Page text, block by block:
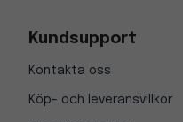
Kundsupport
Kontakta oss
Köp- och leveransvillkor